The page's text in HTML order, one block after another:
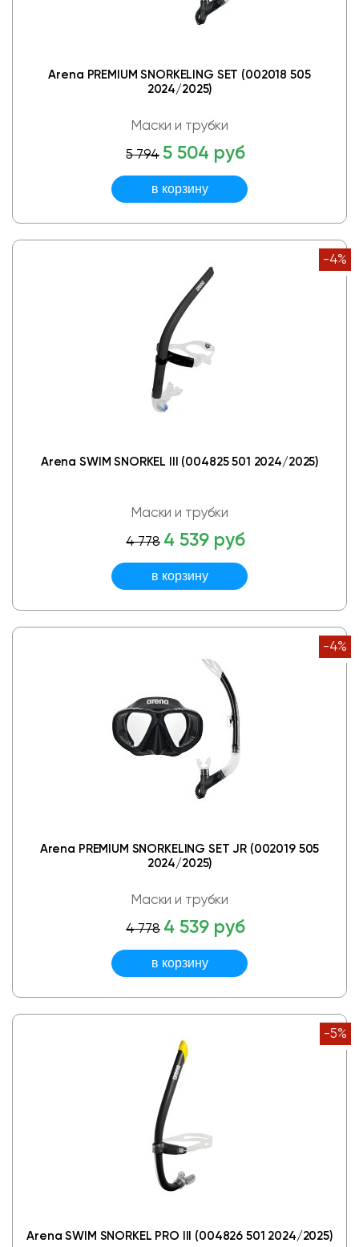
Arena PREMIUM SNORKELING SET (002018 505
2024/2025)
Маски и трубки
5 794 5 504 руб
-4%
Arena SWIM SNORKEL III (004825 501 2024/2025)
Маски и трубки
4 778 4 539 руб
-4%
Arena PREMIUM SNORKELING SET JR (002019 505
2024/2025)
Маски и трубки
4 778 4 539 руб
-5%
Arena SWIM SNORKEL PRO III (004826 501 2024/2025)